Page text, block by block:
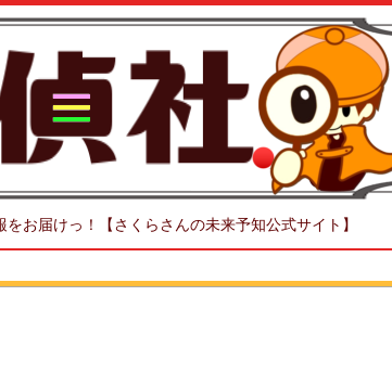
お届けっ！【さくらさんの未来予知公式サイト】